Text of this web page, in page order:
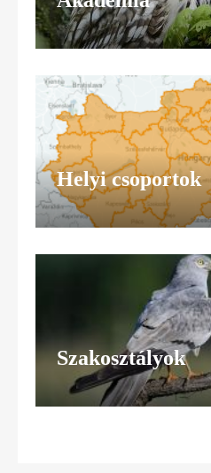
Helyi csoportok
Szakosztályok